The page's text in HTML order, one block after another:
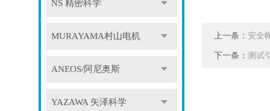
NS 精密科学
MURAYAMA村山电机
ANEOS/阿尼奥斯
YAZAWA 矢泽科学
上一条： 安全
下一条： 测试